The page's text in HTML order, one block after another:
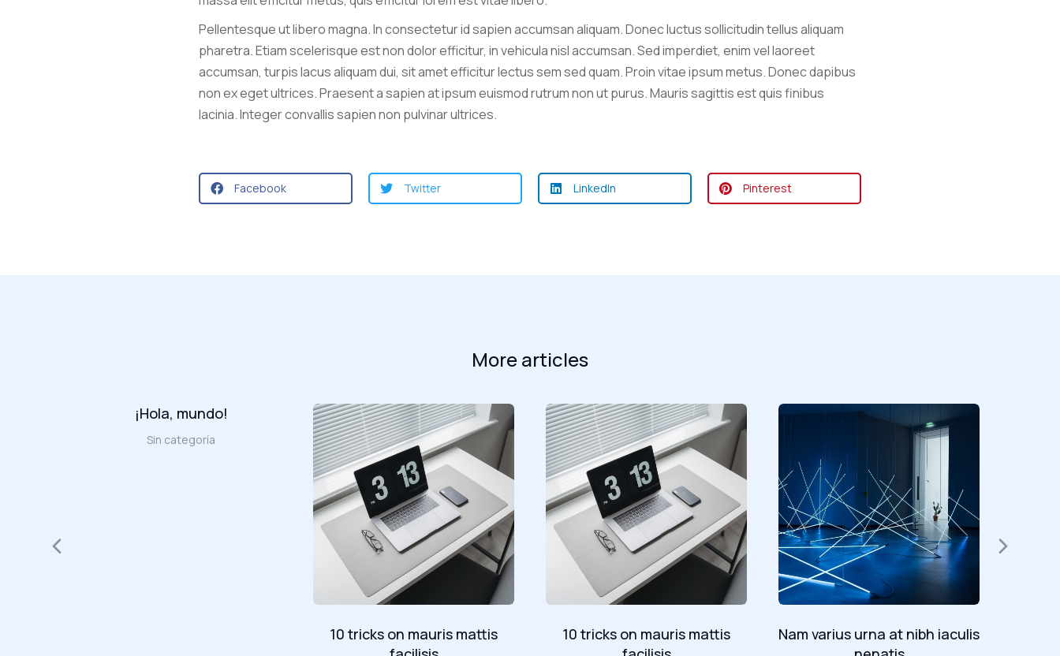
Pellentesque ut libero magna. In consectetur id sapien accumsan aliquam. Donec luctus sollicitudin tellus aliquam
pharetra. Etiam scelerisque est non dolor efficitur, in vehicula nisl accumsan. Sed imperdiet, enim vel laoreet
accumsan, turpis lacus aliquam dui, sit amet efficitur lectus sem sed quam. Proin vitae ipsum metus. Donec dapibus
non ex eget ultrices. Praesent a sapien at ipsum euismod rutrum non ut purus. Mauris sagittis est quis finibus
lacinia. Integer convallis sapien non pulvinar ultrices.
Facebook Twitter LinkedIn Pinterest
More articles
¡Hola, mundo!
Sin categoría
10 tricks on mauris mattis
10 tricks on mauris mattis
Nam varius urna at nibh iaculis